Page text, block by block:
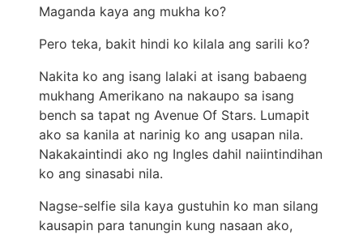
Maganda kaya ang mukha ko?
Pero teka, bakit hindi ko kilala ang sarili ko?
Nakita ko ang isang lalaki at isang babaeng
mukhang Amerikano na nakaupo sa isang
bench sa tapat ng Avenue Of Stars. Lumapit
ako sa kanila at narinig ko ang usapan nila.
Nakakaintindi ako ng Ingles dahil naiintindihan
ko ang sinasabi nila.
Nagse-selfie sila kaya gustuhin ko man silang
kausapin para tanungin kung nasaan ako,